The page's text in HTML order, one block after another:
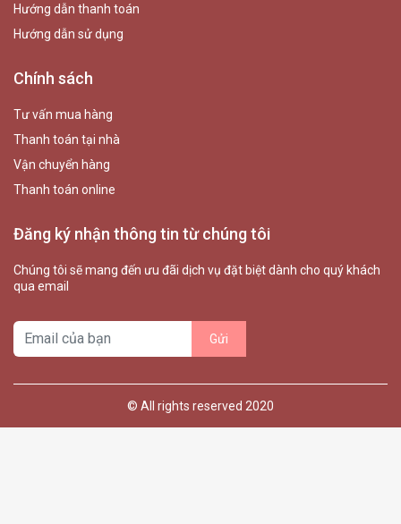
Hướng dẫn thanh toán
Hướng dẫn sử dụng
Chính sách
Tư vấn mua hàng
Thanh toán tại nhà
Vận chuyển hàng
Thanh toán online
Đăng ký nhận thông tin từ chúng tôi
Chúng tôi sẽ mang đến ưu đãi dịch vụ đặt biệt dành cho quý khách
qua email
© All rights reserved 2020